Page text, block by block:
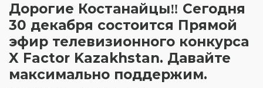
Дорогие Костанайцы‼️ Сегодня
30 декабря состоится Прямой
эфир телевизионного конкурса
X Factor Kazakhstan. Давайте
максимально поддержим.